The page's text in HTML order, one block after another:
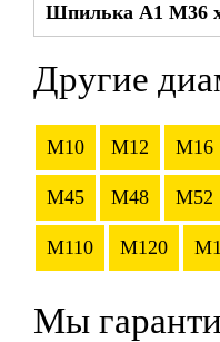
Шпилька А1 М36
Другие
M10 M12 M16
M45 M48 M52
M110 M120
Мы